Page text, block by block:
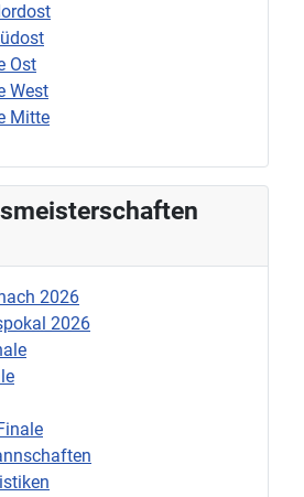
Ost
West
Mitte
2026
2026